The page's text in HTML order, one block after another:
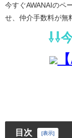
今すぐAWANAIのペ
せ、仲介手数料が無
⇩⇩
目次 [表示]